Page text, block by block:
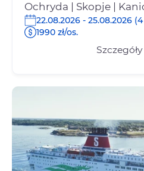
Ochryda | Skopje |
22.08.2026 - 25.08.2026
1990 zł/os.